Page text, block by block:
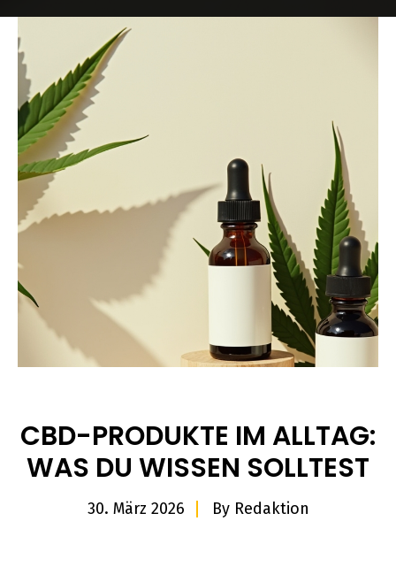
CBD-PRODUKTE IM ALLTAG:
WAS DU WISSEN SOLLTEST
30. März 2026 By Redaktion